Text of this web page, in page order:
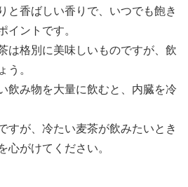
と香ばしい香りで、いつでも飽き
イントです。
は格別に美味しいものですが、飲
う。
飲み物を大量に飲むと、内臓を冷
すが、冷たい麦茶が飲みたいとき
心がけてください。